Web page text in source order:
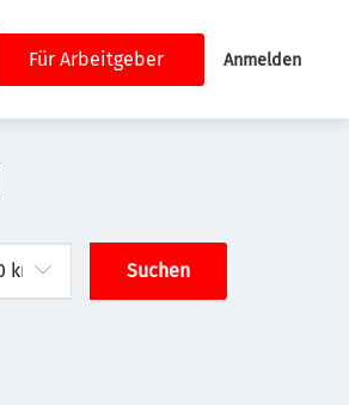
Für Arbeitgeber Anmelden
Suchen